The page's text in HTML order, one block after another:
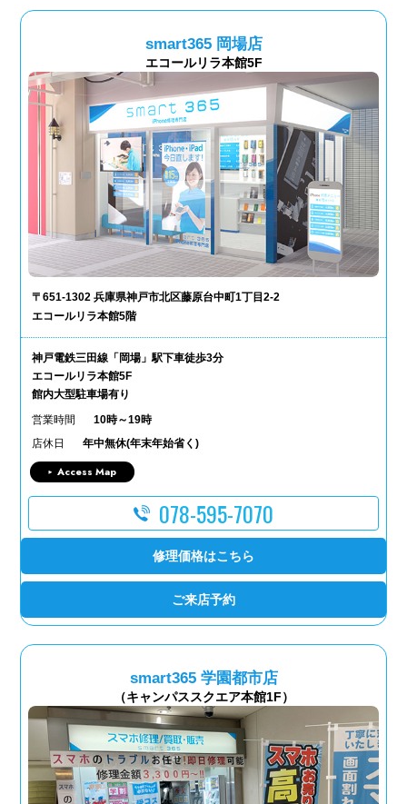
smart365 岡場店
エコールリラ本館5F
〒651-1302 兵庫県神戸市北区藤原台中町1丁目2-2
エコールリラ本館5階
神戸電鉄三田線「岡場」駅下車徒歩3分
エコールリラ本館5F
館内大型駐車場有り
営業時間
10時～19時
店休日
年中無休(年末年始省く)
Access Map
078-595-7070
修理価格はこちら
ご来店予約
smart365 学園都市店
（キャンパススクエア本館1F）